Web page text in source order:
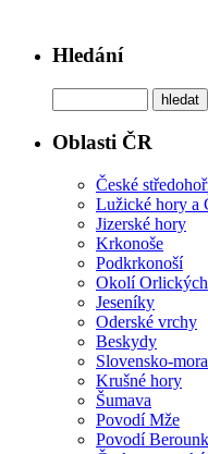
Hledání
Oblasti ČR
České
Lužické hory a
Jizerské hory
Krkonoše
Podkrkonoší
Okolí
Jeseníky
Oderské vrchy
Beskydy
Slovensko-
Krušné hory
Šumava
Povodí Mže
Povodí